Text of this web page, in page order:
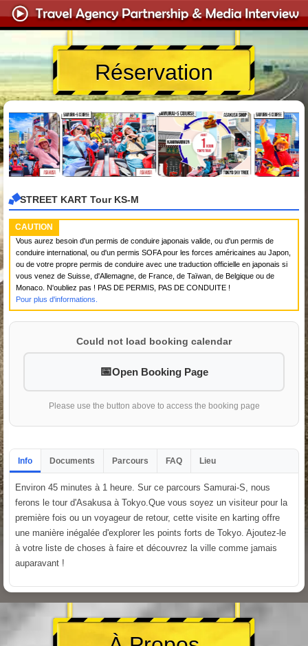
Réservation
STREET KART Tour KS-M
CAUTION
Vous aurez besoin d'un permis de conduire japonais valide, ou d'un permis de
conduire international, ou d'un permis SOFA pour les forces américaines au Japon,
ou de votre propre permis de conduire avec une traduction officielle en japonais si
vous venez de Suisse, d'Allemagne, de France, de Taïwan, de Belgique ou de
Monaco. N'oubliez pas ! PAS DE PERMIS, PAS DE CONDUITE !
Pour plus d'informations.
Could not load booking calendar
Open Booking Page
Please use the button above to access the booking page
Info Documents Parcours FAQ Lieu
Environ 45 minutes à 1 heure. Sur ce parcours Samurai-S, nous
ferons le tour d'Asakusa à Tokyo.Que vous soyez un visiteur pour la
première fois ou un voyageur de retour, cette visite en karting offre
une manière inégalée d'explorer les points forts de Tokyo. Ajoutez-le
à votre liste de choses à faire et découvrez la ville comme jamais
auparavant !